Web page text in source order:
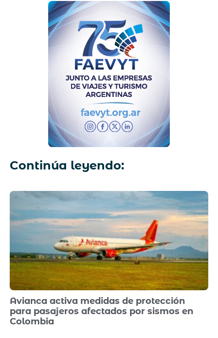
Continúa leyendo:
Avianca activa medidas de protección
para pasajeros afectados por sismos en
Colombia